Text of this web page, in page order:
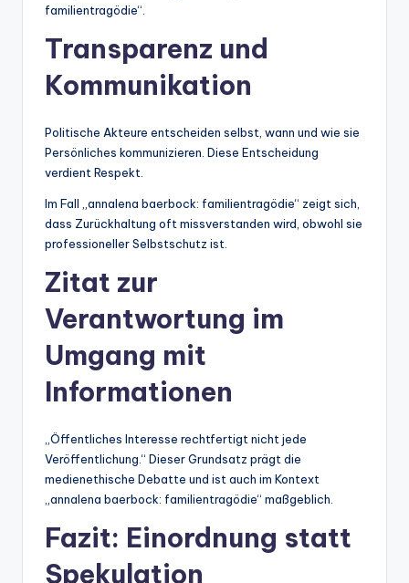
familientragödie“.
Transparenz und
Kommunikation
Politische Akteure entscheiden selbst, wann und wie sie
Persönliches kommunizieren. Diese Entscheidung
verdient Respekt.
Im Fall „annalena baerbock: familientragödie“ zeigt sich,
dass Zurückhaltung oft missverstanden wird, obwohl sie
professioneller Selbstschutz ist.
Zitat zur
Verantwortung im
Umgang mit
Informationen
„Öffentliches Interesse rechtfertigt nicht jede
Veröffentlichung.“ Dieser Grundsatz prägt die
medienethische Debatte und ist auch im Kontext
„annalena baerbock: familientragödie“ maßgeblich.
Fazit: Einordnung statt
Spekulation